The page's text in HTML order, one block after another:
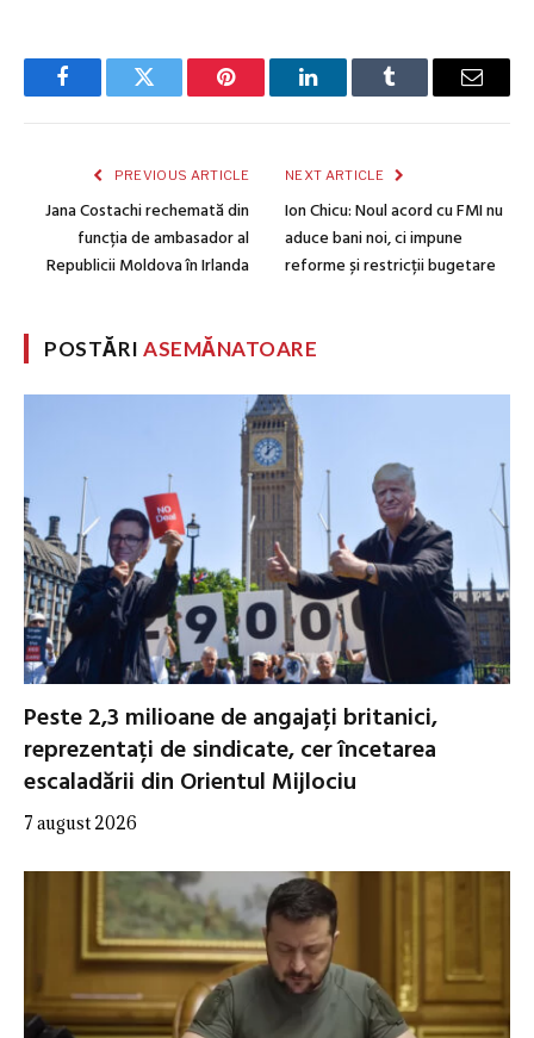
FacebookTwitter Pinterest LinkedInTumblr Email
PREVIOUS ARTICLE
Jana Costachi rechemată din
funcția de ambasador al
Republicii Moldova în Irlanda
NEXT ARTICLE
Ion Chicu: Noul acord cu FMI nu
aduce bani noi, ci impune
reforme și restricții bugetare
POSTĂRIASEMĂNATOARE
Peste 2,3 milioane de angajați britanici,
reprezentați de sindicate, cer încetarea
escaladării din Orientul Mijlociu
7 august 2026